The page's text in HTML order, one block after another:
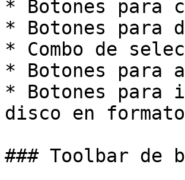
* Botones para
* Botones para
* Combo de
* Botones para
* Botones para
disco en formato
### Toolbar de